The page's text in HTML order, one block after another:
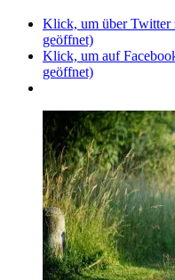
Klick, um über Twitter
geöffnet)
Klick, um auf
geöffnet)